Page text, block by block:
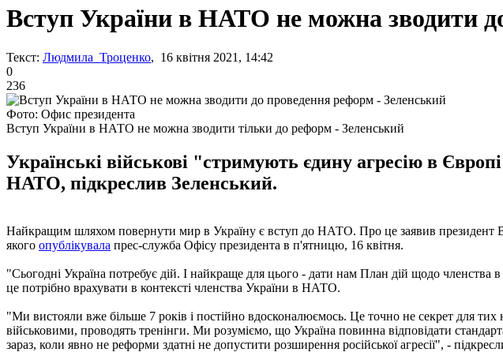
Вступ України в НАТО не можна зводити
Текст: Людмила Троценко, 16 квітня 2021, 14:42
0
236
Фото: Офис президента
Вступ України в НАТО не можна зводити тільки до реформ - Зеленський
Українські військові "стримують єдину агресію в
НАТО, підкреслив Зеленський.
Найкращим шляхом повернути мир в Україну є вступ до НАТО. Про це заявив президент
якого опублікувала прес-служба Офісу президента в п'ятницю, 16 квітня.
"Сьогодні Україна потребує дій. І найкраще для цього - дати нам План дій щодо
це потрібно врахувати в контексті членства України в НАТО.
"Ми вистояли вже більше 7 років і постійно вдосконалюємось. Це точно не секрет для
військовими, проводять тренінги. Ми розуміємо, що Україна повинна відповідати
зараз, коли явно не реформи здатні не допустити розширення російської агресії", -